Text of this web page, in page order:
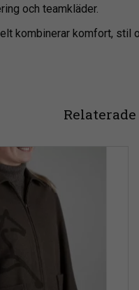
och teamkläder.
kombinerar komfort, stil